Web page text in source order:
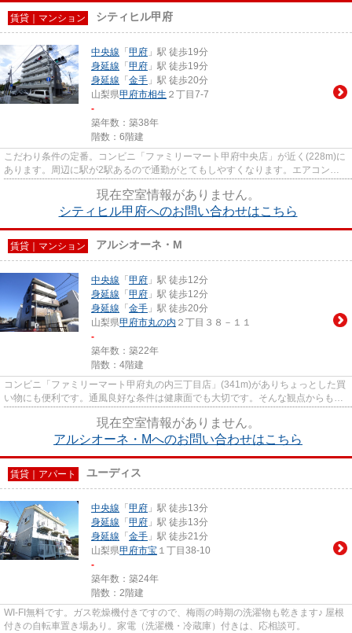
賃貸｜マンション シティヒル甲府
中央線 「 甲府 」駅 徒歩19分
身延線 「 甲府 」駅 徒歩19分
身延線 「 金手 」駅 徒歩20分
山梨県甲府市相生 ２丁目7-7
-
築年数：築38年
階数：6階建
こだわり条件の定番。コンビニ「ファミリーマート甲府中央店」が近く(228m)に
あります。周辺に駅が2駅あるので通勤がとてもしやすくなります。エアコン付
現在空室情報がありません。
シティヒル甲府へのお問い合わせはこちら
賃貸｜マンション アルシオーネ・M
中央線 「 甲府 」駅 徒歩12分
身延線 「 甲府 」駅 徒歩12分
身延線 「 金手 」駅 徒歩20分
山梨県甲府市丸の内 ２丁目３８－１１
-
築年数：築22年
階数：4階建
コンビニ「ファミリーマート甲府丸の内三丁目店」(341m)がありちょっとした買
い物にも便利です。通風良好な条件は健康面でも大切です。そんな観点からもお
現在空室情報がありません。
アルシオーネ・Mへのお問い合わせはこちら
賃貸｜アパート ユーディス
中央線 「 甲府 」駅 徒歩13分
身延線 「 甲府 」駅 徒歩13分
身延線 「 金手 」駅 徒歩21分
山梨県甲府市宝 １丁目38-10
-
築年数：築24年
階数：2階建
WI-FI無料です。ガス乾燥機付きですので、梅雨の時期の洗濯物も乾きます♪ 屋根
付きの自転車置き場あり。家電（洗濯機・冷蔵庫）付きは、応相談可。